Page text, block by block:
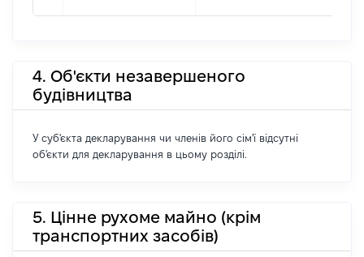
4. Об'єкти незавершеного
будівництва
У суб'єкта декларування чи членів його сім'ї відсутні
об'єкти для декларування в цьому розділі.
5. Цінне рухоме майно (крім
транспортних засобів)